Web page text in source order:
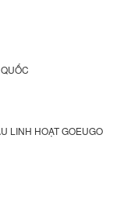
LINH HOẠT GOEUGO